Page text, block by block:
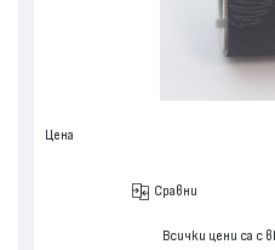
Цена
Сравни
Всички цени са с